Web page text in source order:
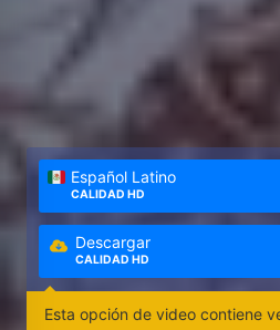
de las tres escuelas, Shizuma
conocida como Étoile, quien
las estudiantes. Ambas
encuentro, y Shizuma parece
inusual por Nagisa. Jamás
lazos de amistad podrían
profundo.Español Latino
CALIDAD HD
Descargar
CALIDAD HD
Esta opción de video contiene